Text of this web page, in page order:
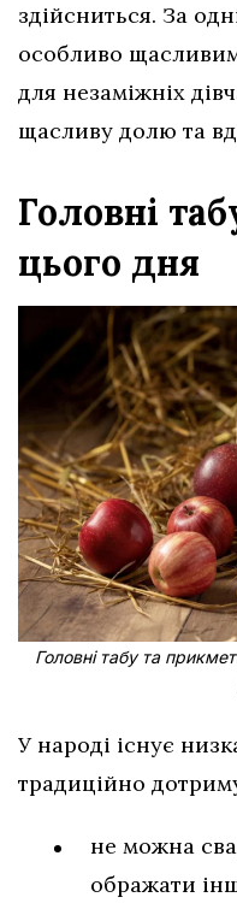
здійсниться. За
особливо
для незаміжніх
щасливу долю та
Головні
цього дня
Головні табу та
У народі існує
традиційно
не можна
ображати